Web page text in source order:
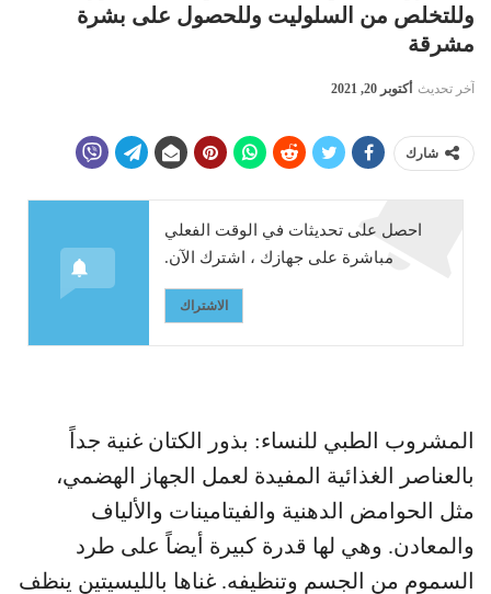
وللتخلص من السلوليت وللحصول على بشرة
مشرقة
آخر تحديث أكتوبر 20, 2021
شارك
احصل على تحديثات في الوقت الفعلي
مباشرة على جهازك ، اشترك الآن.
الاشتراك
المشروب الطبي للنساء: بذور الكتان غنية جداً
بالعناصر الغذائية المفيدة لعمل الجهاز الهضمي،
مثل الحوامض الدهنية والفيتامينات والألياف
والمعادن. وهي لها قدرة كبيرة أيضاً على طرد
السموم من الجسم وتنظيفه. غناها بالليسيتين ينظف